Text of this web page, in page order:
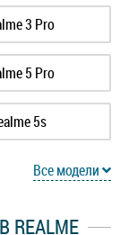
3 Pro
5 Pro
5s
6 Pro
6S
Все модели